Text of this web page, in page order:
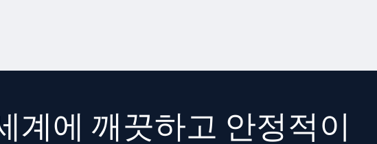
계에 깨끗하고 안정적이